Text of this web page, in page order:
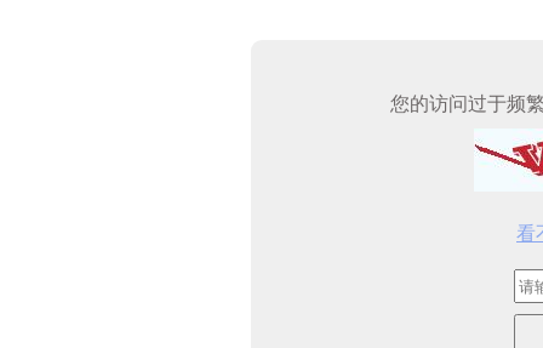
您的访问过于频
看